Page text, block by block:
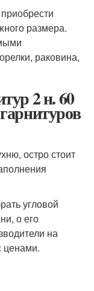
размера.
раковина,
2 н. 60
остро стоит
угловой
о его
на
ценами.